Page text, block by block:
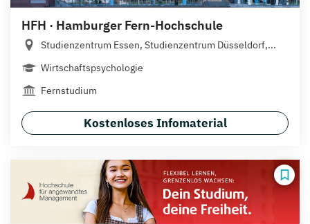
HFH · Hamburger Fern-Hochschule
Studienzentrum Essen, Studienzentrum Düsseldorf,...
Wirtschaftspsychologie
Fernstudium
Kostenloses Infomaterial